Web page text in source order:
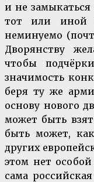
и не
тот или иной
неминуемо
Дворянству
чтобы
значимость
беря ту же
основу нового
может быть
быть может,
других
этом нет
сама